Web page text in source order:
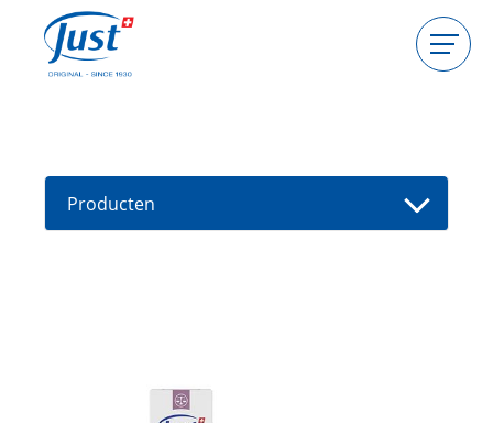
Consulente worden
Gids
Producten